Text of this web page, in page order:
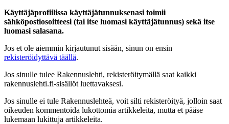
Käyttäjäprofiilissa käyttäjätunnuksenasi toimii
sähköpostiosoitteesi (tai itse luomasi käyttäjätunnus) sekä itse
luomasi salasana.
Jos et ole aiemmin kirjautunut sisään, sinun on ensin
rekisteröidyttävä täällä.
Jos sinulle tulee Rakennuslehti, rekisteröitymällä saat kaikki
rakennuslehti.fi-sisällöt luettavaksesi.
Jos sinulle ei tule Rakennuslehteä, voit silti rekisteröityä, jolloin saat
oikeuden kommentoida lukottomia artikkeleita, mutta et pääse
lukemaan lukittuja artikkeleita.